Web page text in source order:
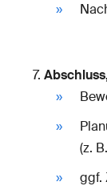
(z.
ggf.